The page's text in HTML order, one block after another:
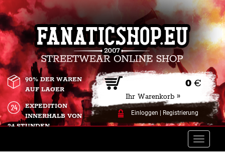
0 €
Ihr Warenkorb »
Einloggen Registrierung
90% DER WAREN
AUF LAGER
EXPEDITION
INNERHALB VON
24 STUNDEN.
Toggle